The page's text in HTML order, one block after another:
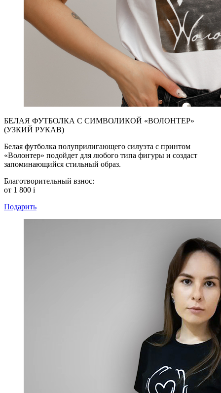
БЕЛАЯ ФУТБОЛКА С СИМВОЛИКОЙ «ВОЛОНТЕР»
(УЗКИЙ РУКАВ)
Белая футболка полуприлигающего силуэта с принтом
«Волонтер» подойдет для любого типа фигуры и создаст
запоминающийся стильный образ.
Благотворительный взнос:
от 1 800 i
Подарить